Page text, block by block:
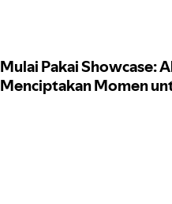
Mulai Pakai Showcase:
Menciptakan Momen